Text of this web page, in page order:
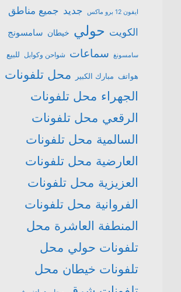
ايفون 12 برو ماكس جديد جميع مناطق
الكويت حولي خيطان سامسونج
سامسونغ سماعات شواحن وكوابل للبيع
هواتف مبارك الكبير
محل تلفونات
الجهراء محل تلفونات
الرقعي محل تلفونات
السالمية محل تلفونات
العارضية محل تلفونات
العزيزية محل تلفونات
الفروانية محل تلفونات
المنطفة العاشرة محل
تلفونات حولي محل
تلفونات خيطان محل